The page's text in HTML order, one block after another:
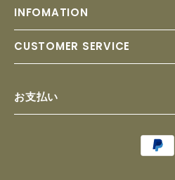
INFOMATION
CUSTOMER SERVICE
お支払い